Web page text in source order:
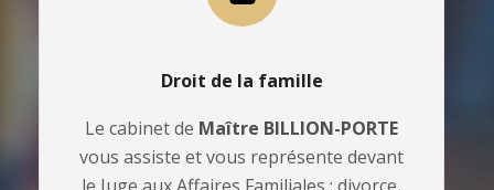
Droit de la famille
Le cabinet de Maître BILLION-PORTE
vous assiste et vous représente devant